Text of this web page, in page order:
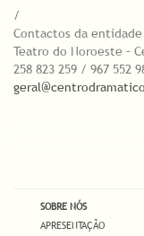
/
Contactos da
Teatro do Noroeste –
258 823 259 / 967 552
SOBRE NÓS
APRESENTAÇÃO